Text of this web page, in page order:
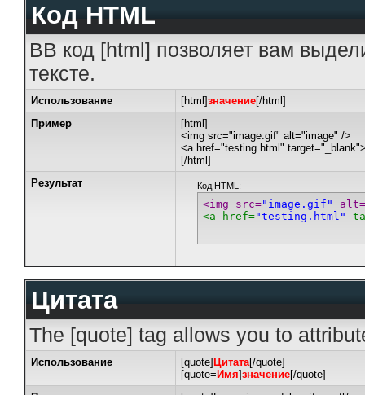
Код HTML
BB код [html] позволяет вам
тексте.
Использование [html]значение[/html]
Пример
[html]
<img src="image.gif" alt="image" />
<a href="testing.html"
[/html]
Результат
Код HTML:
<img src="image.gif"
alt=
<a href="testing.html"
Цитата
The [quote] tag allows you to
Использование [quote] Цитата[/quote]
[quote= Имя]значение[/quote]